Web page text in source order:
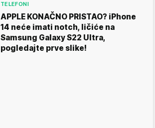
TELEFONI
APPLE KONAČNO PRISTAO? iPhone
14 neće imati notch, ličiće na
Samsung Galaxy S22 Ultra,
pogledajte prve slike!